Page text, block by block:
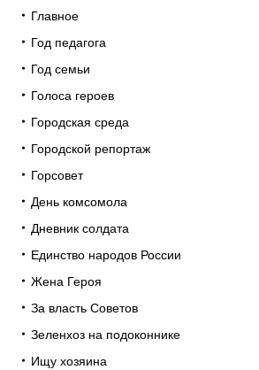
Главное
Год педагога
Год семьи
Голоса героев
Городская среда
Городской репортаж
Горсовет
День комсомола
Дневник солдата
Единство народов России
Жена Героя
За власть Советов
Зеленхоз на подоконнике
Ищу хозяина